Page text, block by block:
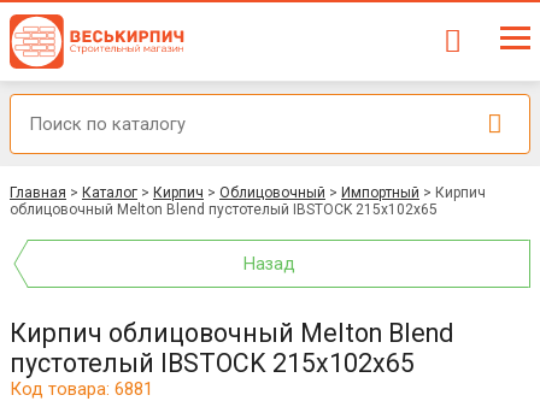
Главная > Каталог > Кирпич > Облицовочный > Импортный > Кирпич
облицовочный Melton Blend пустотелый IBSTOCK 215x102x65
Назад
Кирпич облицовочный Melton Blend
пустотелый IBSTOCK 215x102x65
Код товара: 6881